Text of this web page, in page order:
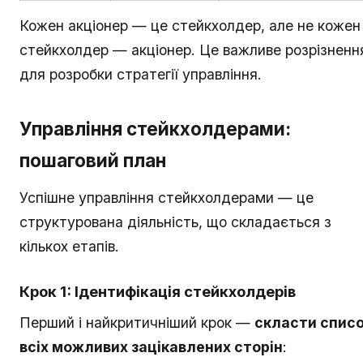
Кожен акціонер — це стейкхолдер, але не кожен
стейкхолдер — акціонер. Це важливе
для розробки стратегії управління.
Управління стейкхолдерами:
пошаговий план
Успішне управління стейкхолдерами — це
структурована діяльність, що складається з
кількох етапів.
Крок 1: Ідентифікація стейкхолдерів
Перший і найкритичніший крок — скласти
всіх можливих зацікавлених сторін: